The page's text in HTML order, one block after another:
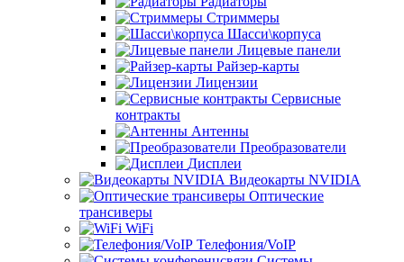
Стриммеры
Шасси\корпуса
Лицевые панели
Райзер-карты
Лицензии
Сервисные
контракты
Антенны
Преобразователи
Дисплеи
Видеокарты NVIDIA
Оптические
трансиверы
WiFi
Телефония/VoIP